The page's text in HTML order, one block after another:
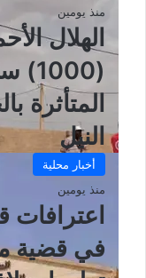
منذ يومين
الهلال
المتأثرة
النيل
أخبار محلية
منذ يومين
اعترافات
في قضية